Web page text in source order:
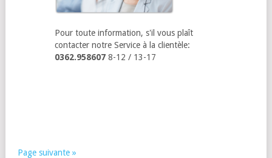
Pour toute information, s'il vous plaît
contacter notre Service à la clientèle:
0362.9586078-12 / 13-17
Page suivante »